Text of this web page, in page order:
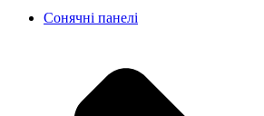
Сонячні панелі